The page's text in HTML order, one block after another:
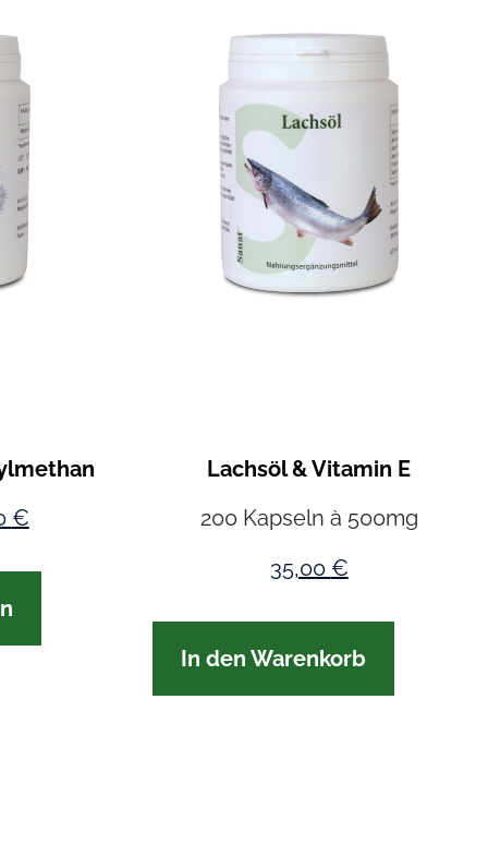
€
Lachsöl & Vitamin E
200 Kapseln à 500mg
35,00 €
In den Warenkorb